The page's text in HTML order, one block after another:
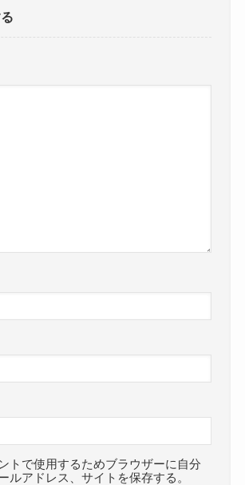
トで使用するためブラウザーに自分
ルアドレス、サイトを保存する。